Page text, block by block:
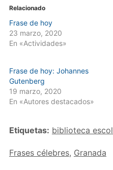
Relacionado
Frase de hoy
23 marzo, 2020
En «Actividades»
Frase de hoy: Johannes
Gutenberg
19 marzo, 2020
En «Autores destacados»
Etiquetas: biblioteca
Frases célebres, Granada